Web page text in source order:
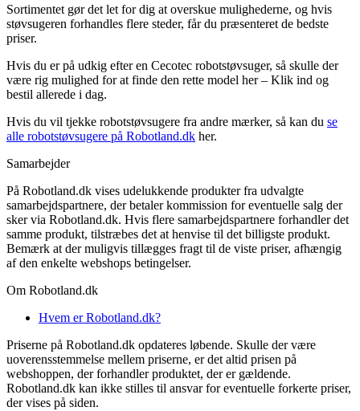
Sortimentet gør det let for dig at overskue mulighederne, og hvis
støvsugeren forhandles flere steder, får du præsenteret de bedste
priser.
Hvis du er på udkig efter en Cecotec robotstøvsuger, så skulle der
være rig mulighed for at finde den rette model her – Klik ind og
bestil allerede i dag.
Hvis du vil tjekke robotstøvsugere fra andre mærker, så kan du se
alle robotstøvsugere på Robotland.dk her.
Samarbejder
På Robotland.dk vises udelukkende produkter fra udvalgte
samarbejdspartnere, der betaler kommission for eventuelle salg der
sker via Robotland.dk. Hvis flere samarbejdspartnere forhandler det
samme produkt, tilstræbes det at henvise til det billigste produkt.
Bemærk at der muligvis tillægges fragt til de viste priser, afhængig
af den enkelte webshops betingelser.
Om Robotland.dk
Hvem er Robotland.dk?
Priserne på Robotland.dk opdateres løbende. Skulle der være
uoverensstemmelse mellem priserne, er det altid prisen på
webshoppen, der forhandler produktet, der er gældende.
Robotland.dk kan ikke stilles til ansvar for eventuelle forkerte priser,
der vises på siden.